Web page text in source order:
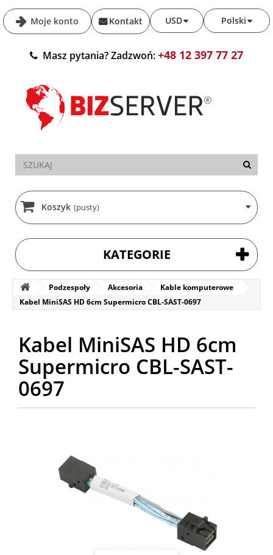
Moje konto Polski
USD
Kontakt
Masz pytania? Zadzwoń:+48 12 397 77 27
Koszyk (pusty)
KATEGORIE
Podzespoły Akcesoria
Kable komputerowe
Kabel MiniSAS HD 6cm Supermicro CBL-SAST-0697
Kabel MiniSAS HD 6cm
Supermicro CBL-SAST-
0697